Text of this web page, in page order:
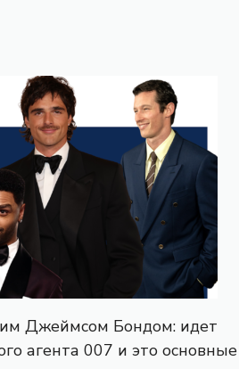
Джеймсом Бондом: идет
агента 007 и это основные